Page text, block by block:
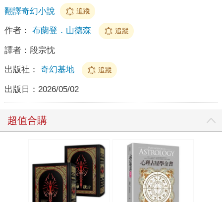
翻譯奇幻小說
追蹤
作者： 布蘭登．山德森 追蹤
譯者： 段宗忱
出版社： 奇幻基地 追蹤
出版日： 2026/05/02
超值合購